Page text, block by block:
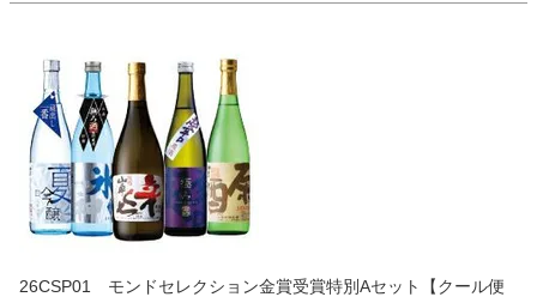
26CSP01 モンドセレクション金賞受賞特別Aセット【クール便